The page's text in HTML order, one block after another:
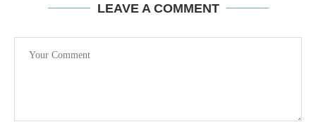
LEAVE A COMMENT